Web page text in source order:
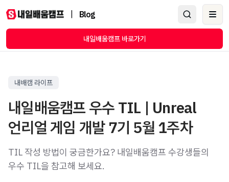
Blog
내일배움캠프 바로가기
내배캠 라이프
내일배움캠프 우수 TIL | Unreal
언리얼 게임 개발 7기 5월 1주차
TIL 작성 방법이 궁금한가요? 내일배움캠프 수강생들의
우수 TIL을 참고해 보세요.